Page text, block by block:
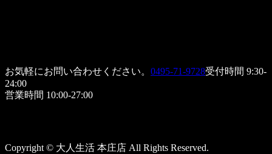
お気軽にお問い合わせください。 0495-71-9728受付時間 9:30-
24:00
営業時間 10:00-27:00
Copyright © 大人生活 本庄店 All Rights Reserved.